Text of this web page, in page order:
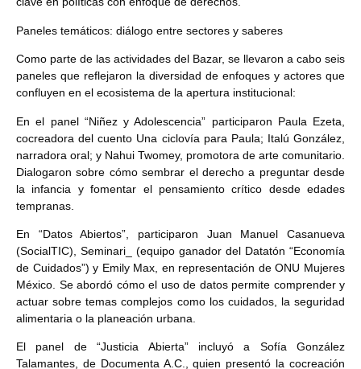
Paneles temáticos: diálogo entre sectores y saberes
Como parte de las actividades del Bazar, se llevaron a cabo seis
paneles que reflejaron la diversidad de enfoques y actores que
confluyen en el ecosistema de la apertura institucional:
En el panel “Niñez y Adolescencia” participaron Paula Ezeta,
cocreadora del cuento Una ciclovía para Paula; Italú González,
narradora oral; y Nahui Twomey, promotora de arte comunitario.
Dialogaron sobre cómo sembrar el derecho a preguntar desde
la infancia y fomentar el pensamiento crítico desde edades
tempranas.
En “Datos Abiertos”, participaron Juan Manuel Casanueva
(SocialTIC), Seminari_ (equipo ganador del Datatón “Economía
de Cuidados”) y Emily Max, en representación de ONU Mujeres
México. Se abordó cómo el uso de datos permite comprender y
actuar sobre temas complejos como los cuidados, la seguridad
alimentaria o la planeación urbana.
El panel de “Justicia Abierta” incluyó a Sofía González
Talamantes, de Documenta A.C., quien presentó la cocreación